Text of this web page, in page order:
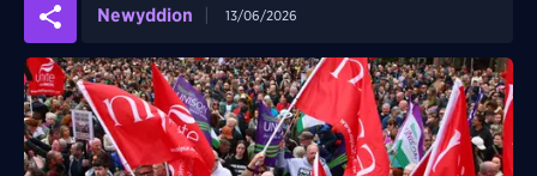
Newyddion 13/06/2026